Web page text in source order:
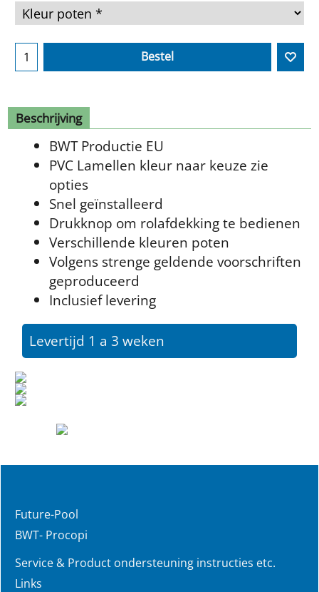
Bestel
Beschrijving
BWT Productie EU
PVC Lamellen kleur naar keuze zie
opties
Snel geïnstalleerd
Drukknop om rolafdekking te bedienen
Verschillende kleuren poten
Volgens strenge geldende voorschriften
geproduceerd
Inclusief levering
Levertijd 1 a 3 weken
Future-Pool
BWT- Procopi
Service & Product ondersteuning instructies etc.
Links